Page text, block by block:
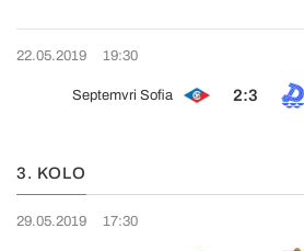
22.05.2019 19:30
Septemvri Sofia 2:3
3. KOLO
29.05.2019 17:30